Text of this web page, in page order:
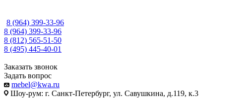
8 (964) 399-33-96
8 (964) 399-33-96
8 (812) 565-51-50
8 (495) 445-40-01
Заказать звонок
Задать вопрос
mebel@kwa.ru
Шоу-рум: г. Санкт-Петербург, ул. Савушкина, д.119, к.3